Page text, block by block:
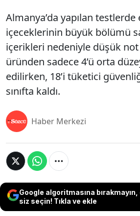
Almanya’da yapılan testlerde
içeceklerinin büyük bölümü
içerikleri nedeniyle düşük not
üründen sadece 4’ü orta
edilirken, 18’i tüketici
sınıfta kaldı.
Haber Merkezi
Google algoritmasına bırakmayın,
siz seçin! Tıkla ve ekle